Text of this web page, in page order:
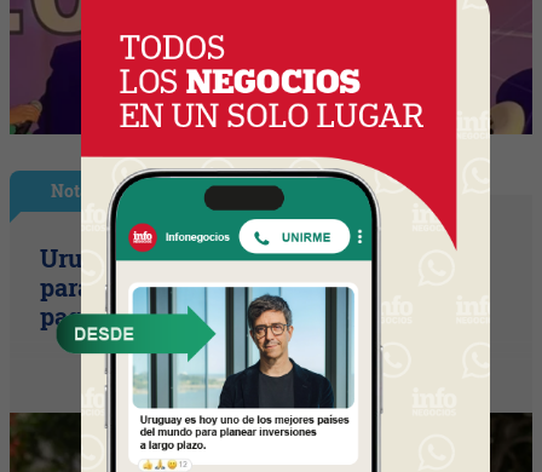
Nota Principal
Uruguay empieza a discutir las reglas
para una movilidad autónoma (¿Quién
paga si el auto sin conductor choca?)